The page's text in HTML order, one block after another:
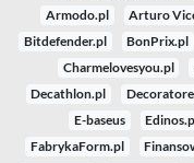
Armodo.pl
Arturo
Bitdefender.pl
BonPrix.pl
Charmelovesyou.pl
Decathlon.pl
E-baseus
FabrykaForm.pl